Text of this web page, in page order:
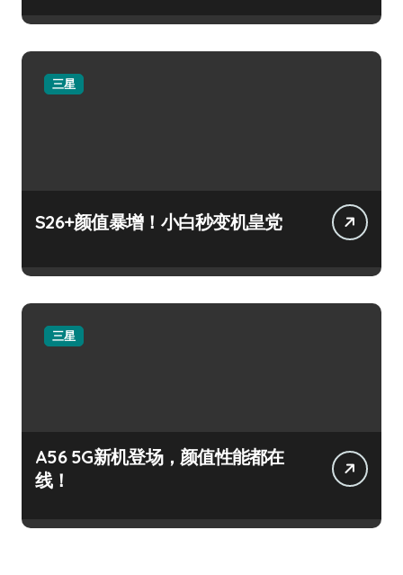
三星
S26+颜值暴增！小白秒变机皇党
三星
A56 5G新机登场，颜值性能都在
线！